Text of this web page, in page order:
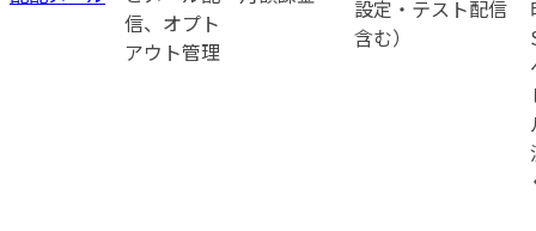
信、オプト
アウト管理
設定・テスト配信
含む）